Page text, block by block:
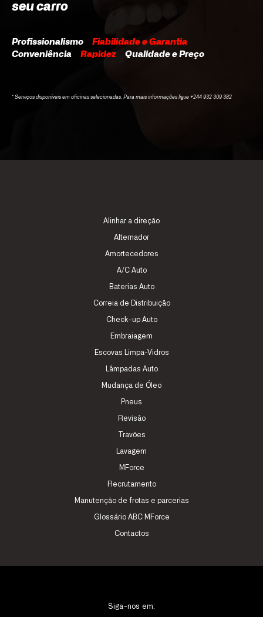
seu carro
Profissionalismo Fiabilidade e Garantia
Conveniência Rapidez Qualidade e Preço
* Serviços disponíveis em oficinas selecionadas. Para mais informações ligue +244 932 309 382
Alinhar a direção
Alternador
Amortecedores
A/C Auto
Baterias Auto
Correia de Distribuição
Check-up Auto
Embraiagem
Escovas Limpa-Vidros
Lâmpadas Auto
Mudança de Óleo
Pneus
Revisão
Travões
Lavagem
MForce
Recrutamento
Manutenção de frotas e parcerias
Glossário ABC MForce
Contactos
Siga-nos em: